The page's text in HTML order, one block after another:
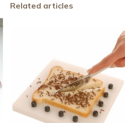
Related articles